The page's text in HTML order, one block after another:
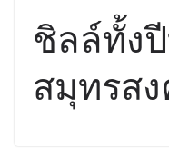
ชิลล์ทั้ง
สมุทรส